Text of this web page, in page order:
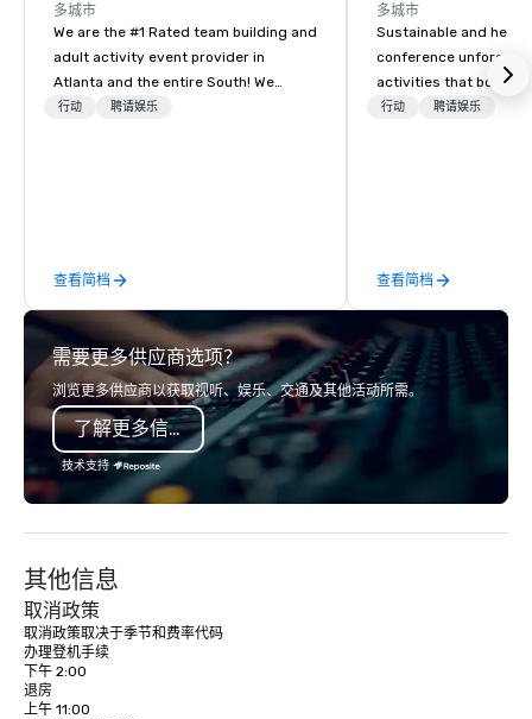
多城市
We are the #1 Rated team building and
adult activity event provider in
Atlanta and the entire South! We
provide complete team building
themed course. Our one of a kind
event challenge game is exclusively
designed to build effective
communication skills, memory and
consistent teamwork! The game is
NOT based on physical ability, speed,
or age! Our events are inclusive of
everyone, the teams that collaborate
and work together the best, wins! We
also provide, non-Big Wheel team
building experiences, a custom Trivia
fundraisers and corporate employee
workshops/trainings and speaking.
Need a CSR component to your event?
Ask us about our creative and fun
options. We are a mobile events
company and come to your client’s
行动 聘请娱乐
查看简档
多城市
Sustainable and
conference
activities that boost
lower carbon
行动 聘请娱乐
查看简档
需要更多供应商选项？
浏览更多供应商以获取视听、娱乐、交通及其他活动所需。
了解更多信息
技术支持
其他信息
取消政策
取消政策取决于季节和费率代码
办理登机手续
下午 2:00
退房
上午 11:00